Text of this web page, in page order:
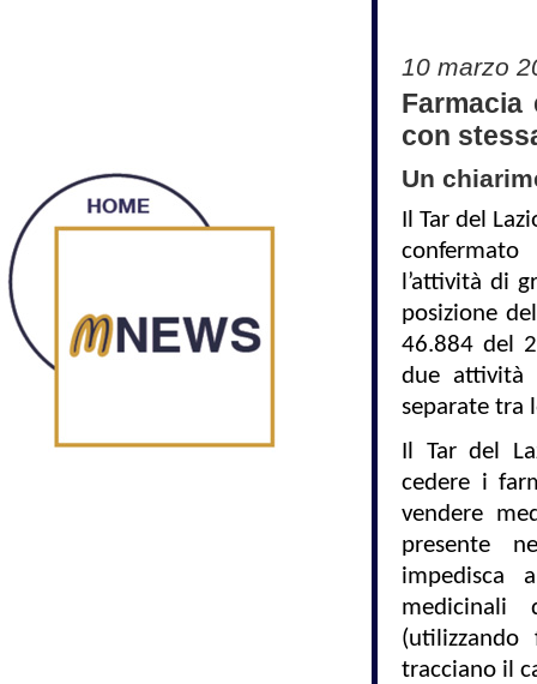
10 marzo
con
Un
Il Tar del
l’attività di
posizione
46.884 del
due attività
separate tra
Il Tar del
cedere i
vendere
presente
impedisca
medicinali
tracciano il